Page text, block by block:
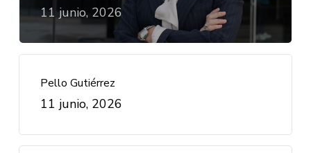
11 junio, 2026
Pello Gutiérrez
11 junio, 2026